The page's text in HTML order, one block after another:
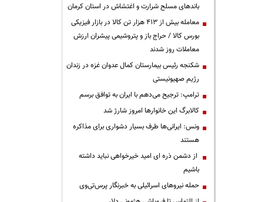
باندهای مسلح شرارت و اغتشاش در استان کرمان
معامله بیش از ۴۱۳ هزار تن کالا در بازار فیزیکی
بورس کالا / حراج باز و پتروشیمی پیشران ارزش
معاملات روز شدند
شکنجه رئیس بیمارستان کمال عدوان غزه در زندان
رژیم صهیونیستی
ترامپ: ترجیح می‌دهم با ایران به توافق برسم
کالابرگ این خانوارها امروز شارژ شد
ونس: ایرانی‌ها طرف بسیار دشواری برای مذاکره
هستند
از دشمن ذره ای امید خیرخواهی نباید داشته
باشیم
حمله نیروهای اسرائیلی به خبرنگار پرس‌تی‌وی